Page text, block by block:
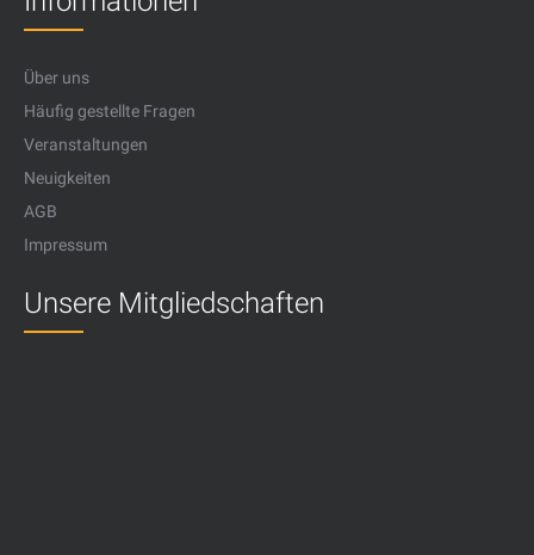
Über uns
Häufig gestellte Fragen
Veranstaltungen
Neuigkeiten
AGB
Impressum
Unsere Mitgliedschaften